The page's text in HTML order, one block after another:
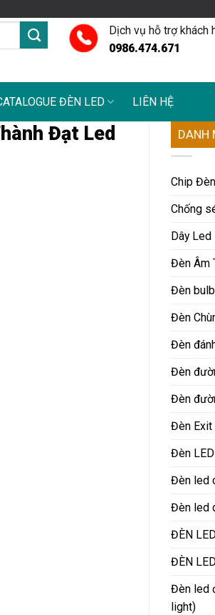
Dịch vụ hỗ trợ khách
0986.474.671
ĐÈN LED LIÊN HỆ
Đạt Led DANH
Chip
Chống
Dây Led
Đèn Âm
Đèn bulb
Đèn
Đèn
Đèn
Đèn
Đèn Exit
Đèn
Đèn led
Đèn led
ĐÈN
ĐÈN
Đèn led
light)